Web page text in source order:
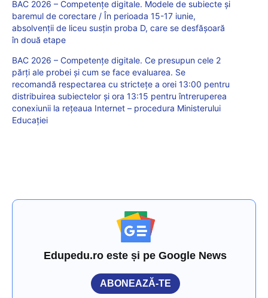
BAC 2026 – Competențe digitale. Modele de subiecte și
baremul de corectare / În perioada 15-17 iunie,
absolvenții de liceu susțin proba D, care se desfășoară
în două etape
BAC 2026 – Competențe digitale. Ce presupun cele 2
părți ale probei și cum se face evaluarea. Se
recomandă respectarea cu strictețe a orei 13:00 pentru
distribuirea subiectelor şi ora 13:15 pentru întreruperea
conexiunii la rețeaua Internet – procedura Ministerului
Educației
Edupedu.ro este și pe Google News
ABONEAZĂ-TE